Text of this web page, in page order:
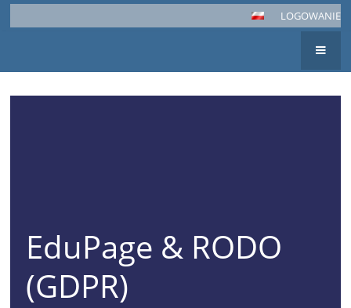
LOGOWANIE
EduPage & RODO
(GDPR)